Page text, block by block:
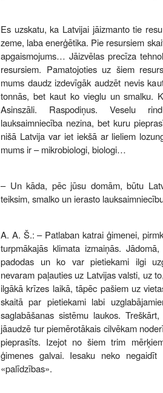
Es uzskatu, ka Latvijai jāizmanto tie
zeme, laba enerģētika. Pie resursiem
apgaismojums… Jāizvēlas precīza
resursiem. Pamatojoties uz šiem
mums daudz izdevīgāk audzēt nevis
tonnās, bet kaut ko vieglu un smalku.
Asinszāli. Raspodiņus. Veselu
lauksaimniecība nezina, bet kuru
nišā Latvija var iet iekšā ar lieliem
mums ir – mikrobiologi, biologi…
– Un kāda, pēc jūsu domām, būtu
teiksim, smalko un ierasto
A. A. Š.: – Patlaban katrai ģimenei,
turpmākajās klimata izmaiņās.
padodas un ko var pietiekami ilgi
nevaram paļauties uz Latvijas valsti, uz
ilgākā krīzes laikā, tāpēc pašiem uz
skaitā par pietiekami labi
saglabāšanas sistēmu laukos.
jāaudzē tur piemērotākais cilvēkam
pieprasīts. Izejot no šiem trim
ģimenes galvai. Iesaku neko
«palīdzības».